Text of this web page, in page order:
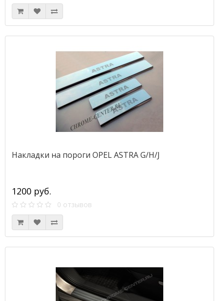
Накладки на пороги OPEL ASTRA G/H/J
1200 руб.
0 отзывов